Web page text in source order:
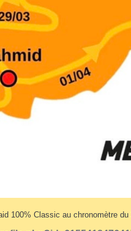
100% Classic au chronomètre